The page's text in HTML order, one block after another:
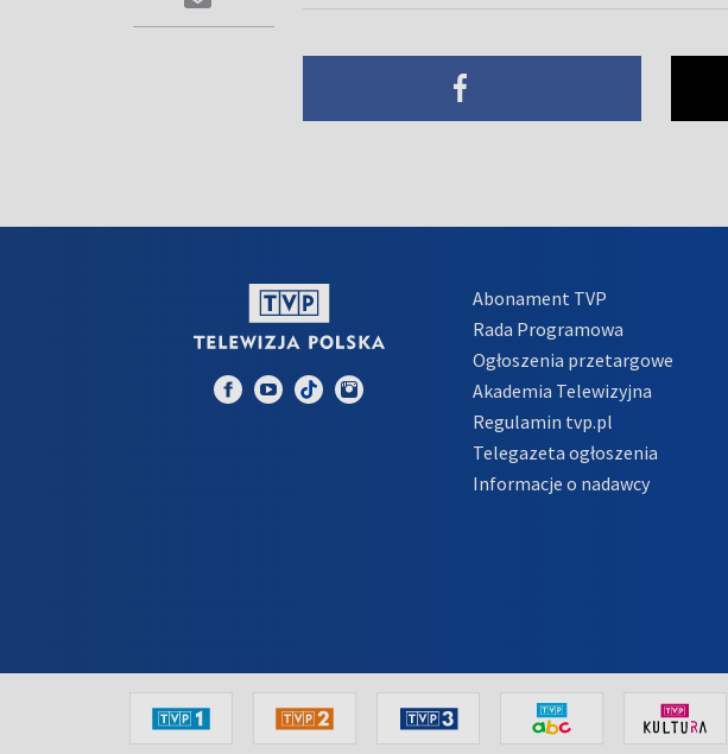
Abonament TVP
Rada Programowa
Ogłoszenia przetargowe
Akademia Telewizyjna
Regulamin tvp.pl
Telegazeta ogłoszenia
Informacje o nadawcy